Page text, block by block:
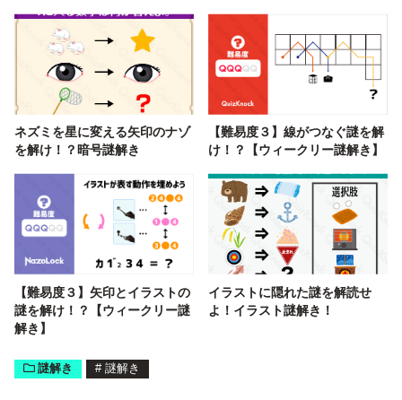
ネズミを星に変える矢印のナゾ
を解け！？暗号謎解き
【難易度３】線がつなぐ謎を解
け！？【ウィークリー謎解き】
【難易度３】矢印とイラストの
謎を解け！？【ウィークリー謎
解き】
イラストに隠れた謎を解読せ
よ！イラスト謎解き！
謎解き # 謎解き